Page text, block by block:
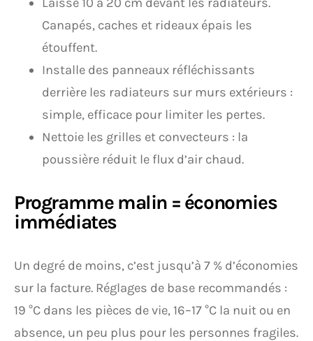
Canapés, caches et rideaux épais les
étouffent.
Installe des panneaux réfléchissants
derrière les radiateurs sur murs extérieurs :
simple, efficace pour limiter les pertes.
Nettoie les grilles et convecteurs : la
poussière réduit le flux d’air chaud.
Programme malin = économies
immédiates
Un degré de moins, c’est jusqu’à 7 % d’économies
sur la facture. Réglages de base recommandés :
19 °C dans les pièces de vie, 16–17 °C la nuit ou en
absence, un peu plus pour les personnes fragiles.